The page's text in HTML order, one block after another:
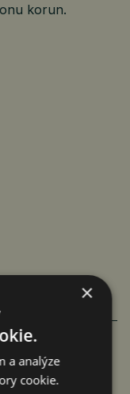
korun.
×
a analýze
cookie.